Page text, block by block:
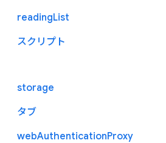
readingList
スクリプト
storage
タブ
webAuthenticationProxy